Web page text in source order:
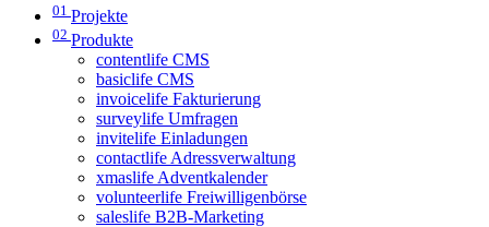
01 Projekte
02 Produkte
contentlife CMS
basiclife CMS
invoicelife Fakturierung
surveylife Umfragen
invitelife Einladungen
contactlife Adressverwaltung
xmaslife Adventkalender
volunteerlife Freiwilligenbörse
saleslife B2B-Marketing